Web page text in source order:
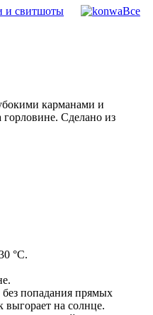
и свитшоты
Все
карманами и
Сделано из
°C.
попадания прямых
выгорает на солнце.